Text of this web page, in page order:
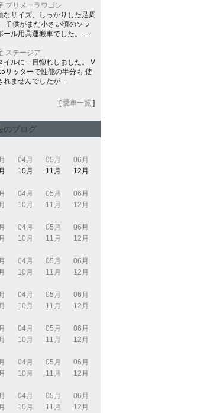
プリメーラワゴン
なサイズ、しっかりした足周
子供がまだ小さい頃のソフ
ール用具運搬車でした。 ...
ステージア
イルに一目惚れしました。 V
リッターで性能の半分も 使
れませんでしたが ...
[愛車一覧 ]
のブログ
04月 05月
06月
10月 11月
12月
04月 05月
06月
10月 11月
12月
04月 05月
06月
10月 11月
12月
04月 05月
06月
10月 11月
12月
04月 05月
06月
10月 11月
12月
04月 05月
06月
10月 11月
12月
04月 05月
06月
10月 11月
12月
04月 05月
06月
10月 11月
12月